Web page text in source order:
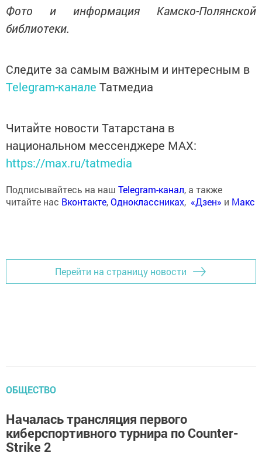
Фото и информация Камско-Полянской
библиотеки.
Следите за самым важным и интересным в
Telegram-канале Татмедиа
Читайте новости Татарстана в
национальном мессенджере MАХ:
https://max.ru/tatmedia
Подписывайтесь на наш Telegram-канал, а также
читайте нас Вконтакте,Одноклассниках, «Дзен» и Макс
Перейти на страницу новости
ОБЩЕСТВО
Началась трансляция первого
киберспортивного турнира по Counter-
Strike 2